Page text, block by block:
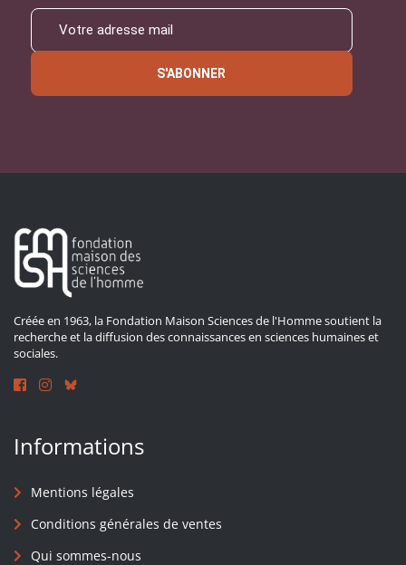
S'ABONNER
Créée en 1963, la Fondation Maison Sciences de l'Homme soutient la
recherche et la diffusion des connaissances en sciences humaines et
sociales.
Informations
Mentions légales
Conditions générales de ventes
Qui sommes-nous